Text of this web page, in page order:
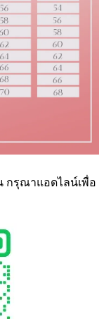
กรุณาแอดไลน์เพื่อ